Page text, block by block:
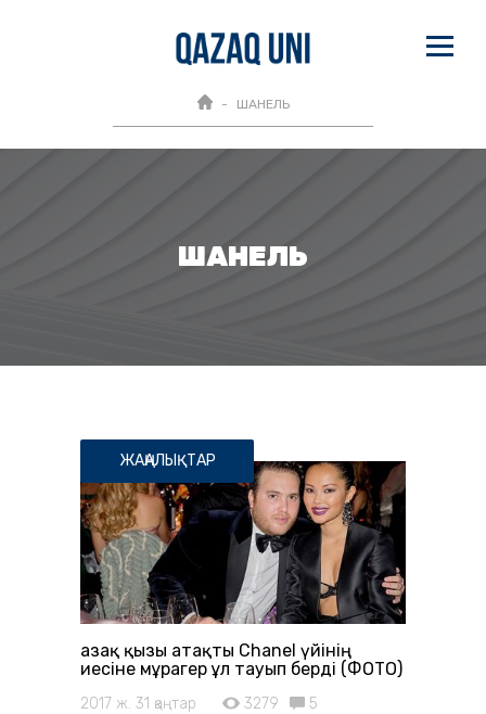
ШАНЕЛЬ
ШАНЕЛЬ
ЖАҢАЛЫҚТАР
Қазақ қызы атақты Chanel үйінің
иесіне мұрагер ұл тауып берді (ФОТО)
2017 ж. 31 қаңтар 3279 5